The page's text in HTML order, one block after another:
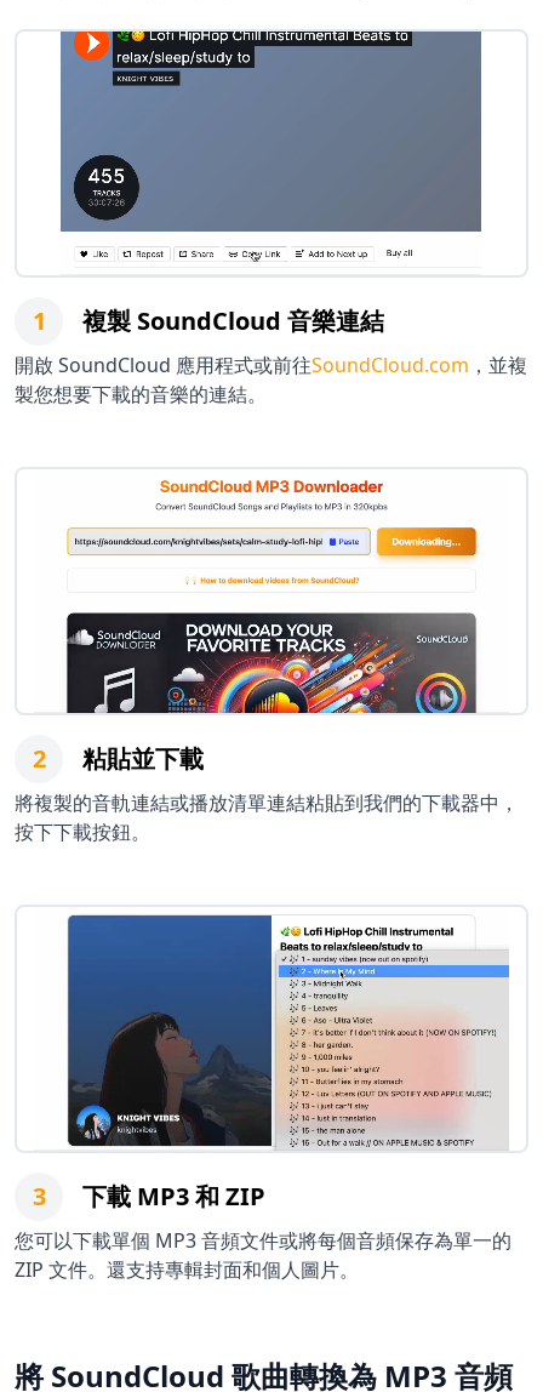
1 複製 SoundCloud 音樂連結
開啟 SoundCloud 應用程式或前往SoundCloud.com ，並複
製您想要下載的音樂的連結。
2 粘貼並下載
將複製的音軌連結或播放清單連結粘貼到我們的下載器中，
按下下載按鈕。
3 下載 MP3 和 ZIP
您可以下載單個 MP3 音頻文件或將每個音頻保存為單一的
ZIP 文件。還支持專輯封面和個人圖片。
將 SoundCloud 歌曲轉換為 MP3 音頻